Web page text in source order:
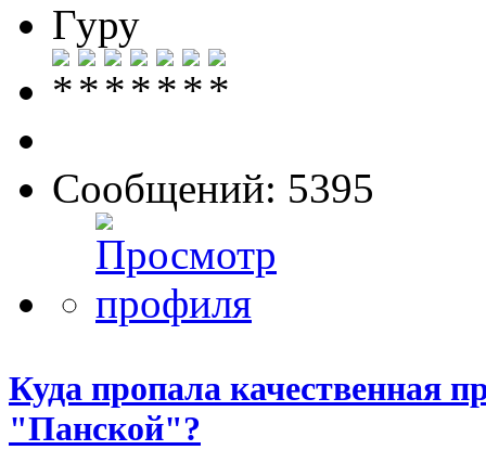
Гуру
Сообщений: 5395
Куда пропала качественная
"Панской"?